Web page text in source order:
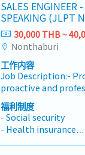
promote to
to reach that
customer and
respond to
- Life insurance
- Medical insurance
- Performance
- Car maintenance
use own car.
- Gasoline (※If the
SALES ENGINEER - JAPANESE
SPEAKING (JLPT
30,000 THB ~
Nonthaburi
工作内容
Job Description:-
proactive and
products of the
companies-
proposals for
sales target and
Establish
福利制度
- Social security
- Health insurance